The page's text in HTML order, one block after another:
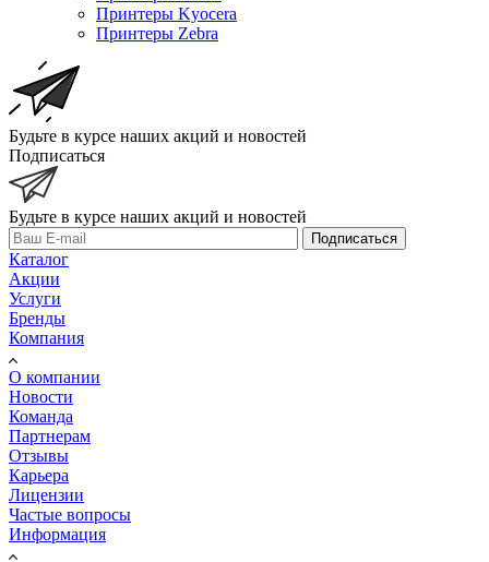
Принтеры Kyocera
Принтеры Zebra
Будьте в курсе наших акций и новостей
Подписаться
Будьте в курсе наших акций и новостей
Подписаться
Каталог
Акции
Услуги
Бренды
Компания
О компании
Новости
Команда
Партнерам
Отзывы
Карьера
Лицензии
Частые вопросы
Информация